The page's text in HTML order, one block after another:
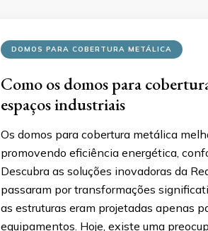
DOMOS PARA COBERTURA METÁLICA
Como os domos para
espaços industriais
Os domos para cobertura metálica
promovendo eficiência energética,
Descubra as soluções inovadoras da
passaram por transformações
as estruturas eram projetadas apenas
equipamentos. Hoje, existe uma